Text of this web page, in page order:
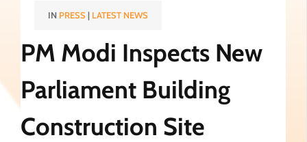
IN PRESS| LATEST NEWS
PM Modi Inspects New
Parliament Building
Construction Site